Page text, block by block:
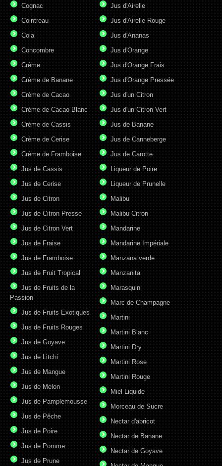
Cognac
Cointreau
Cola
Concombre
Crème
Crème de Banane
Crème de Cacao
Crème de Cacao Blanc
Crème de Cassis
Crème de Cerise
Crème de Framboise
Jus d'Airelle
Jus d'Airelle Rouge
Jus d'Ananas
Jus d'Orange
Jus d'Orange Frais
Jus d'Orange Pressée
Jus d'un Citron
Jus d'un Citron Vert
Jus de Banane
Jus de Canneberge
Jus de Carotte
Jus de Cassis
Jus de Cerise
Jus de Citron
Jus de Citron Pressé
Jus de Citron Vert
Jus de Fraise
Jus de Framboise
Jus de Fruit Tropical
Jus de Fruits de la
Passion
Jus de Fruits Exotiques
Jus de Fruits Rouges
Jus de Goyave
Jus de Litchi
Jus de Mangue
Jus de Melon
Jus de Pamplemousse
Jus de Pêche
Jus de Poire
Jus de Pomme
Jus de Prune
Liqueur de Poire
Liqueur de Prunelle
Malibu
Malibu Citron
Mandarine
Mandarine Impériale
Manzana verde
Manzanita
Marasquin
Marc de Champagne
Martini
Martini Blanc
Martini Dry
Martini Rose
Martini Rouge
Miel Liquide
Morceau de Sucre
Nectar d'abricot
Nectar de Banane
Nectar de Goyave